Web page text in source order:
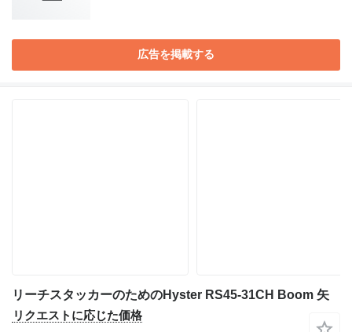
広告を掲載する
リーチスタッカーのためのHyster RS45-31CH Boom 矢
リクエストに応じた価格